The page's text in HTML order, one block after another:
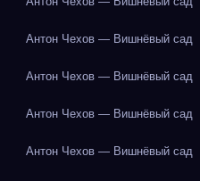
Антон Чехов — Вишнёвый сад
Антон Чехов — Вишнёвый сад
Антон Чехов — Вишнёвый сад
Антон Чехов — Вишнёвый сад